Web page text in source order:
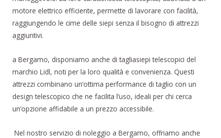
motore elettrico efficiente, permette di lavorare con facilità,
raggiungendo le cime delle siepi senza il bisogno di attrezzi
aggiuntivi.
a Bergamo, disponiamo anche di tagliasiepi telescopici del
marchio Lidl, noti per la loro qualità e convenienza. Questi
attrezzi combinano un’ottima performance di taglio con un
design telescopico che ne facilita l’uso, ideali per chi cerca
un’opzione affidabile a un prezzo accessibile.
Nel nostro servizio di noleggio a Bergamo, offriamo anche